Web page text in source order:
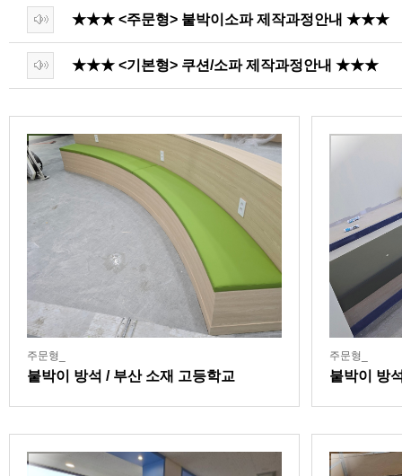
★★★ <주문형> 붙박이소파 제작과정안내 ★★★
★★★ <기본형> 쿠션/소파 제작과정안내 ★★★
주문형_
붙박이 방석 / 부산 소재 고등학교
주문형_
붙박이 방